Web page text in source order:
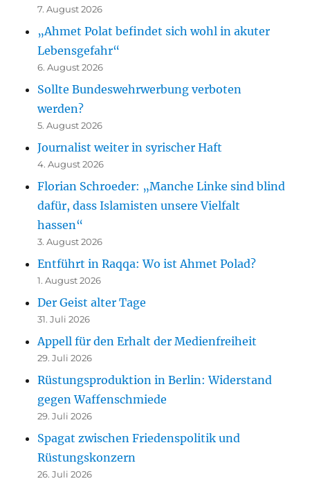
7. August 2026
„Ahmet Polat befindet sich wohl in akuter
Lebensgefahr“
6. August 2026
Sollte Bundeswehrwerbung verboten
werden?
5. August 2026
Journalist weiter in syrischer Haft
4. August 2026
Florian Schroeder: „Manche Linke sind blind
dafür, dass Islamisten unsere Vielfalt
hassen“
3. August 2026
Entführt in Raqqa: Wo ist Ahmet Polad?
1. August 2026
Der Geist alter Tage
31. Juli 2026
Appell für den Erhalt der Medienfreiheit
29. Juli 2026
Rüstungsproduktion in Berlin: Widerstand
gegen Waffenschmiede
29. Juli 2026
Spagat zwischen Friedenspolitik und
Rüstungskonzern
26. Juli 2026